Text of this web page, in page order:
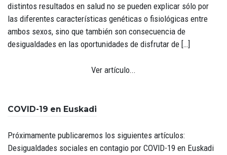
distintos resultados en salud no se pueden explicar sólo por
las diferentes características genéticas o fisiológicas entre
ambos sexos, sino que también son consecuencia de
desigualdades en las oportunidades de disfrutar de […]
Ver artículo...
COVID-19 en Euskadi
Próximamente publicaremos los siguientes artículos:
Desigualdades sociales en contagio por COVID-19 en Euskadi